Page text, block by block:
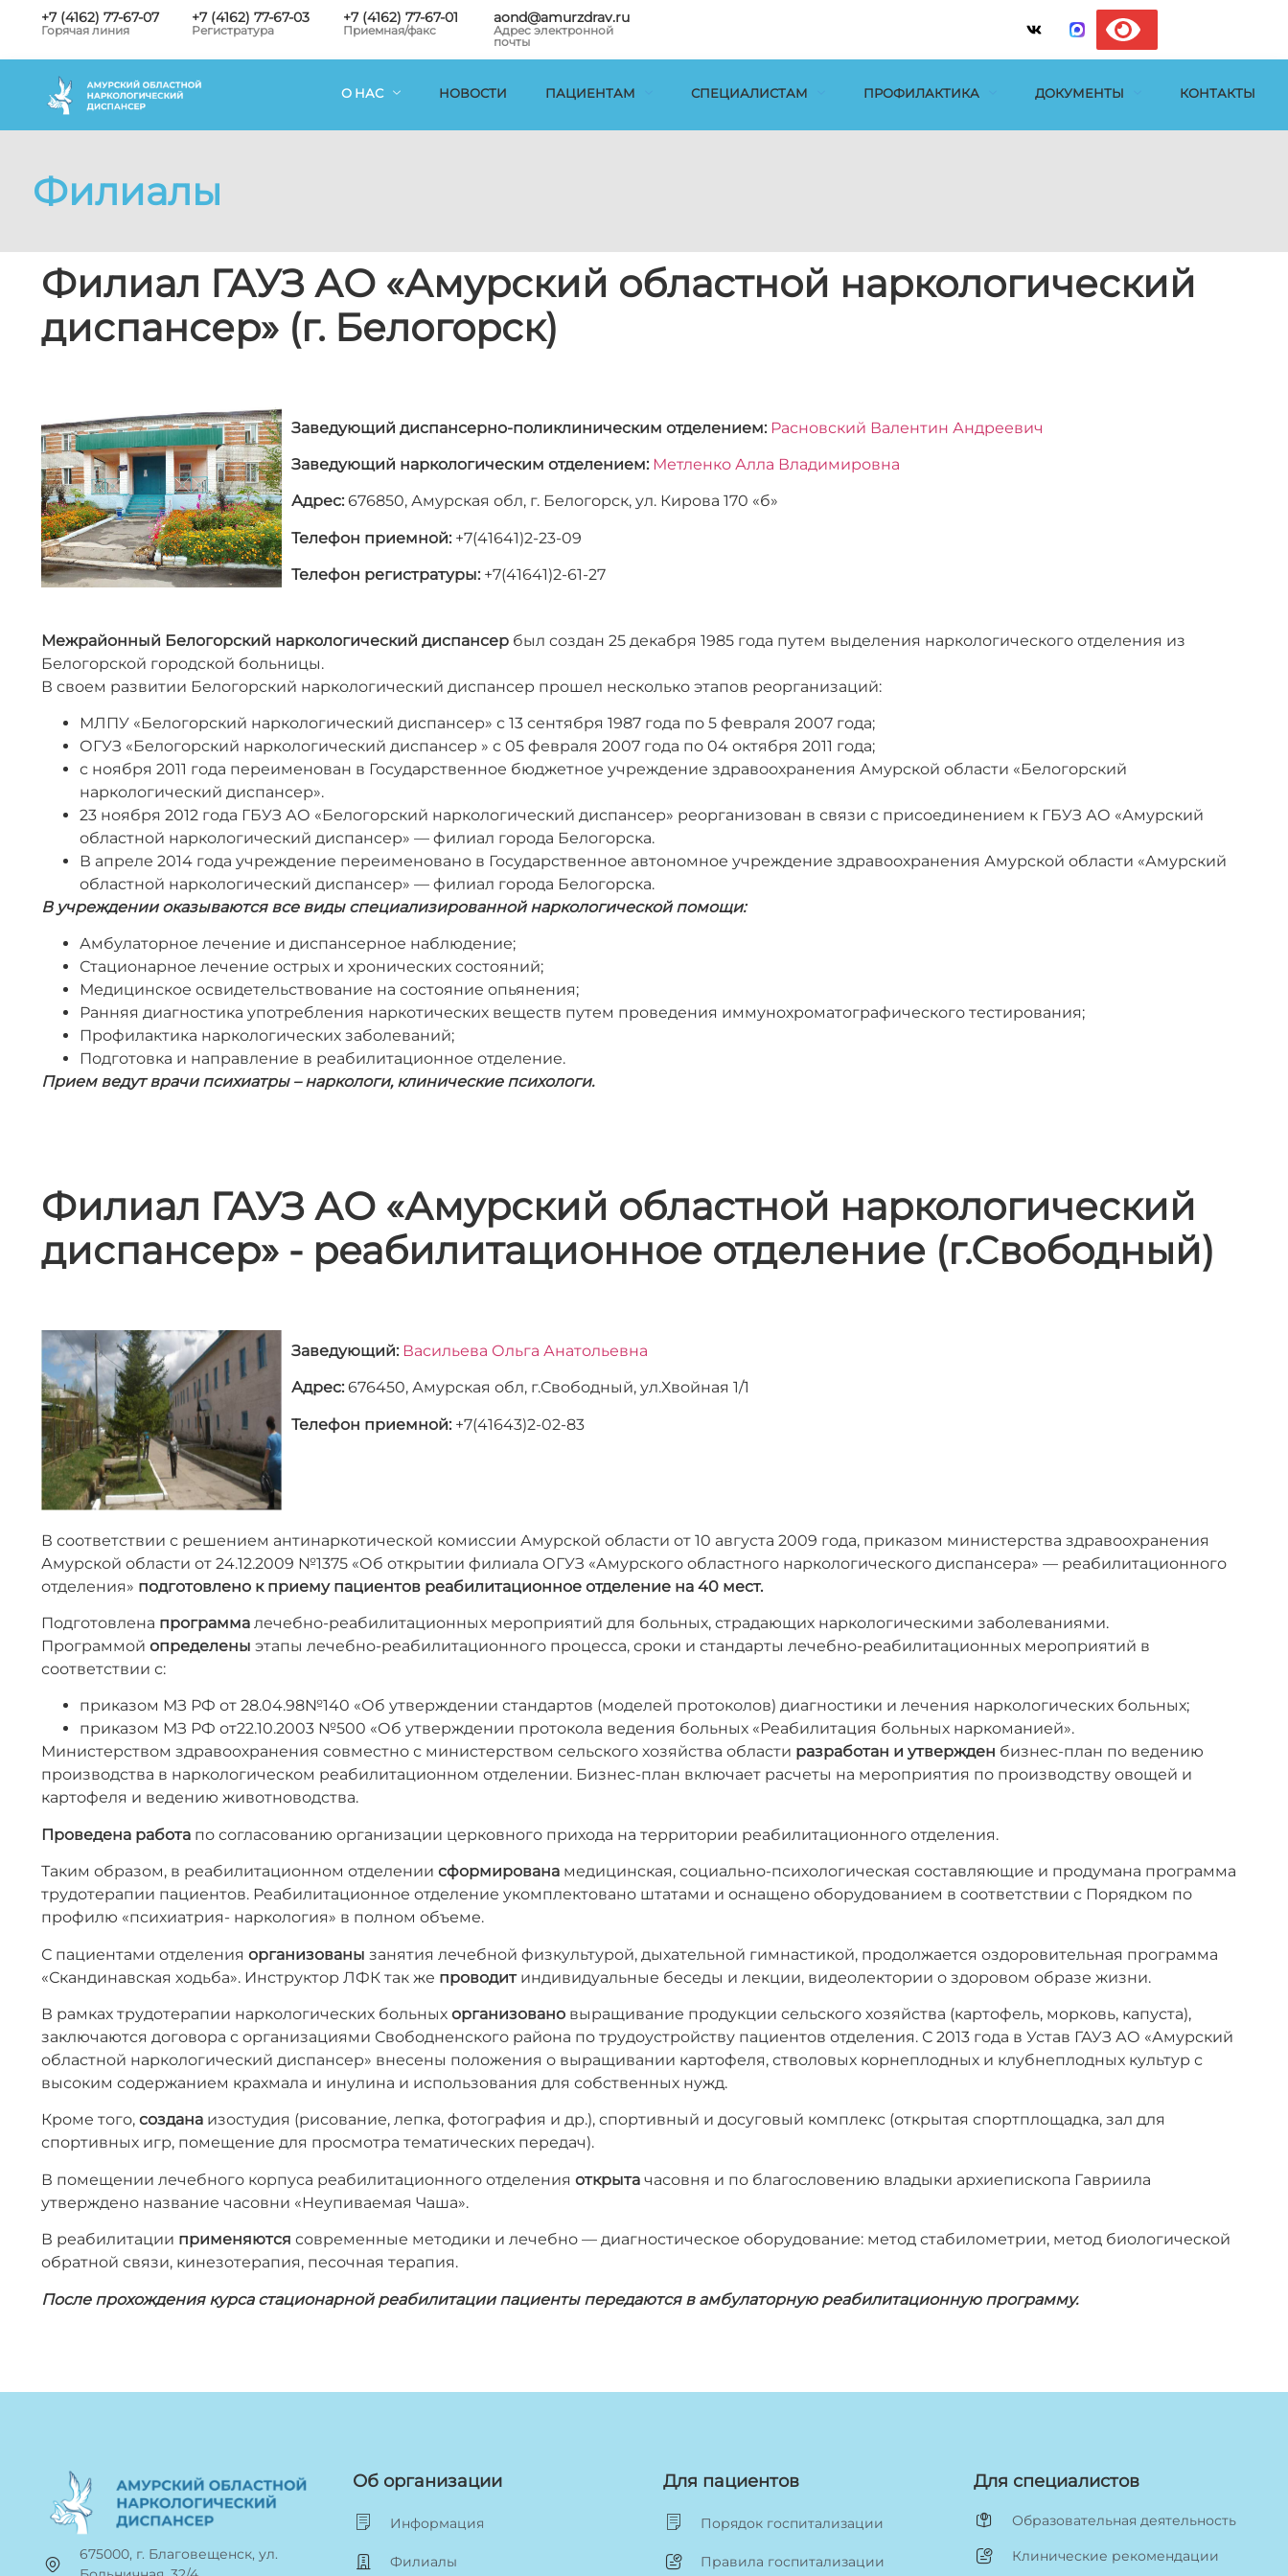
+7 (4162) 77-67-07
Горячая линия
+7 (4162) 77-67-03
Регистратура
+7 (4162) 77-67-01
Приемная/факс
aond@amurzdrav.ru
Адрес электронной
почты
О НАС НОВОСТИ ПАЦИЕНТАМ СПЕЦИАЛИСТАМ ПРОФИЛАКТИКА ДОКУМЕНТЫ КОНТАКТЫ
Филиалы
Филиал ГАУЗ АО «Амурский областной наркологический
диспансер» (г. Белогорск)
Заведующий диспансерно-поликлиническим отделением: Расновский Валентин Андреевич
Заведующий наркологическим отделением: Метленко Алла Владимировна
Адрес:676850, Амурская обл, г. Белогорск, ул. Кирова 170 «б»
Телефон приемной: +7(41641)2-23-09
Телефон регистратуры: +7(41641)2-61-27
Межрайонный Белогорский наркологический диспансер был создан 25 декабря 1985 года путем выделения наркологического отделения из
Белогорской городской больницы.
В своем развитии Белогорский наркологический диспансер прошел несколько этапов реорганизаций:
МЛПУ «Белогорский наркологический диспансер» с 13 сентября 1987 года по 5 февраля 2007 года;
ОГУЗ «Белогорский наркологический диспансер » с 05 февраля 2007 года по 04 октября 2011 года;
с ноября 2011 года переименован в Государственное бюджетное учреждение здравоохранения Амурской области «Белогорский
наркологический диспансер».
23 ноября 2012 года ГБУЗ АО «Белогорский наркологический диспансер» реорганизован в связи с присоединением к ГБУЗ АО «Амурский
областной наркологический диспансер» — филиал города Белогорска.
В апреле 2014 года учреждение переименовано в Государственное автономное учреждение здравоохранения Амурской области «Амурский
областной наркологический диспансер» — филиал города Белогорска.
В учреждении оказываются все виды специализированной наркологической помощи:
Амбулаторное лечение и диспансерное наблюдение;
Стационарное лечение острых и хронических состояний;
Медицинское освидетельствование на состояние опьянения;
Ранняя диагностика употребления наркотических веществ путем проведения иммунохроматографического тестирования;
Профилактика наркологических заболеваний;
Подготовка и направление в реабилитационное отделение.
Прием ведут врачи психиатры – наркологи, клинические психологи.
Филиал ГАУЗ АО «Амурский областной наркологический
диспансер» - реабилитационное отделение (г.Свободный)
Заведующий: Васильева Ольга Анатольевна
Адрес:676450, Амурская обл, г.Свободный, ул.Хвойная 1/1
Телефон приемной: +7(41643)2-02-83
В соответствии с решением антинаркотической комиссии Амурской области от 10 августа 2009 года, приказом министерства здравоохранения
Амурской области от 24.12.2009 №1375 «Об открытии филиала ОГУЗ «Амурского областного наркологического диспансера» — реабилитационного
отделения» подготовлено к приему пациентов реабилитационное отделение на 40 мест.
Подготовлена программа лечебно-реабилитационных мероприятий для больных, страдающих наркологическими заболеваниями.
Программойопределены этапы лечебно-реабилитационного процесса, сроки и стандарты лечебно-реабилитационных мероприятий в
соответствии с:
приказом МЗ РФ от 28.04.98№140 «Об утверждении стандартов (моделей протоколов) диагностики и лечения наркологических больных;
приказом МЗ РФ от22.10.2003 №500 «Об утверждении протокола ведения больных «Реабилитация больных наркоманией».
Министерством здравоохранения совместно с министерством сельского хозяйства области разработан и утвержден бизнес-план по ведению
производства в наркологическом реабилитационном отделении. Бизнес-план включает расчеты на мероприятия по производству овощей и
картофеля и ведению животноводства.
Проведена работа по согласованию организации церковного прихода на территории реабилитационного отделения.
Таким образом, в реабилитационном отделениисформирована медицинская, социально-психологическая составляющие и продумана программа
трудотерапии пациентов. Реабилитационное отделение укомплектовано штатами и оснащено оборудованием в соответствии с Порядком по
профилю «психиатрия- наркология» в полном объеме.
С пациентами отделенияорганизованы занятия лечебной физкультурой, дыхательной гимнастикой, продолжается оздоровительная программа
«Скандинавская ходьба». Инструктор ЛФК так же проводитиндивидуальные беседы и лекции, видеолектории о здоровом образе жизни.
В рамках трудотерапии наркологических больныхорганизовано выращивание продукции сельского хозяйства (картофель, морковь, капуста),
заключаются договора с организациями Свободненского района по трудоустройству пациентов отделения. С 2013 года в Устав ГАУЗ АО «Амурский
областной наркологический диспансер» внесены положения о выращивании картофеля, стволовых корнеплодных и клубнеплодных культур с
высоким содержанием крахмала и инулина и использования для собственных нужд.
Кроме того,создана изостудия (рисование, лепка, фотография и др.), спортивный и досуговый комплекс (открытая спортплощадка, зал для
спортивных игр, помещение для просмотра тематических передач).
В помещении лечебного корпуса реабилитационного отделенияоткрыта часовня и по благословению владыки архиепископа Гавриила
утверждено название часовни «Неупиваемая Чаша».
В реабилитации применяются современные методики и лечебно — диагностическое оборудование: метод стабилометрии, метод биологической
обратной связи, кинезотерапия, песочная терапия.
После прохождения курса стационарной реабилитации пациенты передаются в амбулаторную реабилитационную программу.
675000, г. Благовещенск, ул.
Об организации
Информация
Филиалы
Для пациентов
Порядок госпитализации
Правила госпитализации
Для специалистов
Образовательная деятельность
Клинические рекомендации